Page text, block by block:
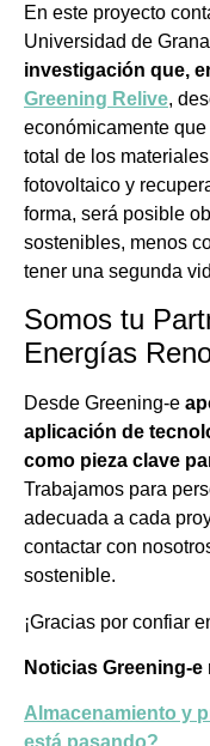
En este proyecto
Universidad de
investigación que,
Greening Relive,
económicamente
total de los
fotovoltaico y
forma, será posible
sostenibles, menos
tener una segunda
Somos tu
Energías
Desde Greening-e
aplicación de
como pieza clave
Trabajamos para
adecuada a cada
contactar con
sostenible.
¡Gracias por confiar
Noticias Greening-
Almacenamiento y